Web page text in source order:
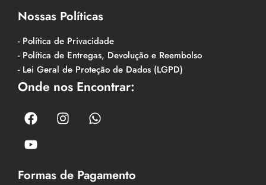
Nossas Políticas
- Política de Privacidade
- Política de Entregas, Devolução e Reembolso
- Lei Geral de Proteção de Dados (LGPD)
Onde nos Encontrar:
Formas de Pagamento